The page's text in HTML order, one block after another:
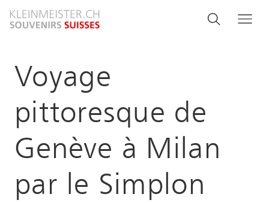
Search
Cerca
Voyage
pittoresque de
Genève à Milan
par le Simplon